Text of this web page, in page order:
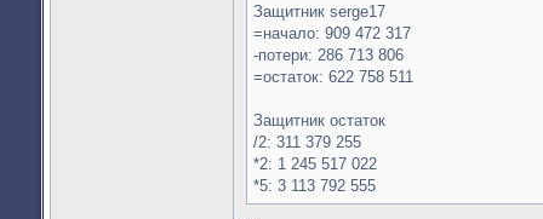
Защитник serge17
=начало: 909 472 317
-потери: 286 713 806
=остаток: 622 758 511
Защитник остаток
/2: 311 379 255
*2: 1 245 517 022
*5: 3 113 792 555